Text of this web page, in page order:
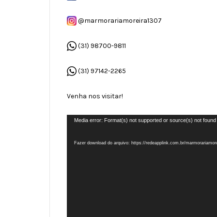
@marmorariamoreira1307
(31) 98700-9811
(31) 97142-2265
Venha nos visitar!
Tocador
Media error: Format(s) not supported or source(s) not found
Fazer download do arquivo: https://redeapplink.com.br/